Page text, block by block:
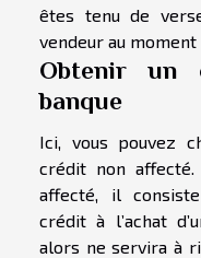
êtes tenu de
vendeur au moment
Obtenir un
banque
Ici, vous pouvez
crédit non
affecté, il
crédit à l’achat
alors ne servira à